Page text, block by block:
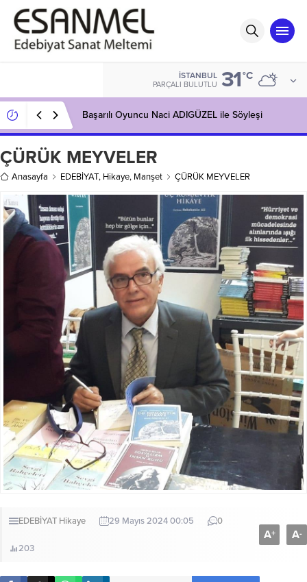
İSTANBUL
PARÇALI BULUTLU 31°C
Başarılı Oyuncu Naci ADIGÜZEL ile Söyleşi
ÇÜRÜK MEYVELER
Anasayfa EDEBİYAT, Hikaye, Manşet ÇÜRÜK MEYVELER
EDEBİYAT Hikaye 29 Mayıs 2024 00:05 0
203
A+ A-